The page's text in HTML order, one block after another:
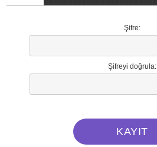
Şifre:
Şifreyi doğrula: